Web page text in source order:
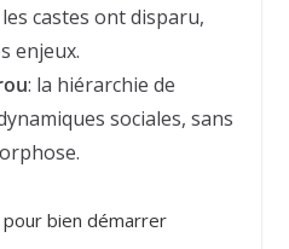
castes ont disparu,
enjeux.
: la hiérarchie de
sociales, sans
pour bien démarrer